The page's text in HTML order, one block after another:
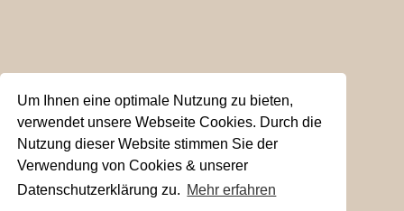
Um Ihnen eine optimale Nutzung zu bieten,
verwendet unsere Webseite Cookies. Durch die
Nutzung dieser Website stimmen Sie der
Verwendung von Cookies & unserer
Datenschutzerklärung zu. Mehr erfahren